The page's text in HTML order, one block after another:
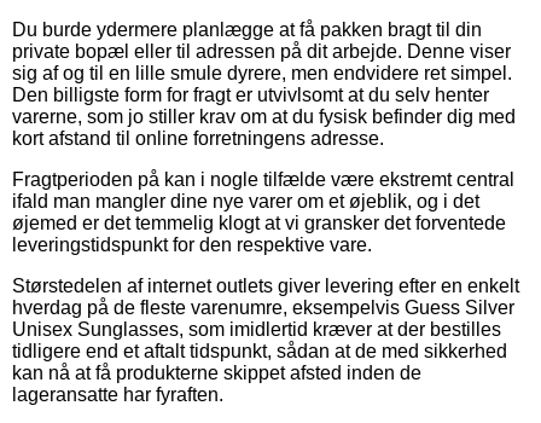
Du burde ydermere planlægge at få pakken bragt til din
private bopæl eller til adressen på dit arbejde. Denne viser
sig af og til en lille smule dyrere, men endvidere ret simpel.
Den billigste form for fragt er utvivlsomt at du selv henter
varerne, som jo stiller krav om at du fysisk befinder dig med
kort afstand til online forretningens adresse.
Fragtperioden på kan i nogle tilfælde være ekstremt central
ifald man mangler dine nye varer om et øjeblik, og i det
øjemed er det temmelig klogt at vi gransker det forventede
leveringstidspunkt for den respektive vare.
Størstedelen af internet outlets giver levering efter en enkelt
hverdag på de fleste varenumre, eksempelvis Guess Silver
Unisex Sunglasses, som imidlertid kræver at der bestilles
tidligere end et aftalt tidspunkt, sådan at de med sikkerhed
kan nå at få produkterne skippet afsted inden de
lageransatte har fyraften.